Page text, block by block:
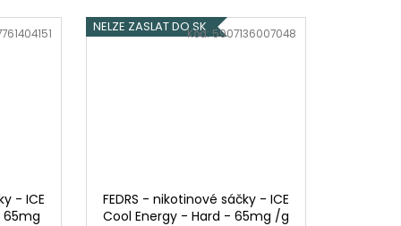
- ICE
65mg
NELZE ZASLAT DO SK
FEDRS - nikotinové sáčky - ICE
Cool Energy - Hard - 65mg /g
Kód:5907136007048